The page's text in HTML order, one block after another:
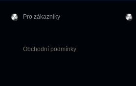
Pro zákazníky
Obchodní podmínky